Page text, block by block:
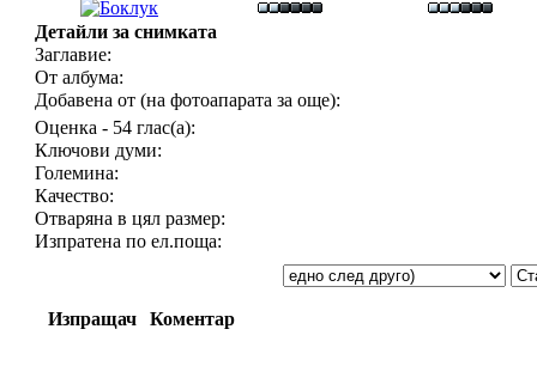
Детайли за снимката
Заглавие:
От албума:
Добавена от (на фотоапарата за още):
Оценка - 54 глас(а):
Ключови думи:
Големина:
Качество:
Отваряна в цял размер:
Изпратена по ел.поща:
Изпращач Коментар